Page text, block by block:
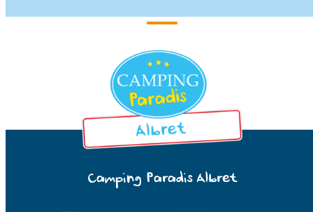
Camping Paradis Albret